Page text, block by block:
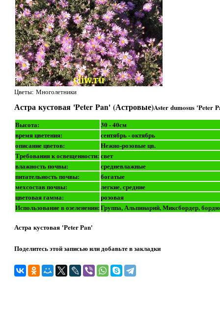
Цветы: Многолетники
Астра кустовая 'Peter Pan' (Астровые)Aster dumosus 'Peter
Высота:
30 - 40см
время цветения:
сентябрь - октябрь
описание цветов:
Нежно-розовые цв.
Требования к освещенности: свет
влажность почвы:
средневлажные
питательность почвы:
богатые
мехсостав почвы:
легкие, средние
цветовая гамма:
розовая
Использование в озеленении:Группа, Альпинарий, Миксбордер,
Астра кустовая 'Peter Pan'
Поделитесь этой записью или добавьте в закладки